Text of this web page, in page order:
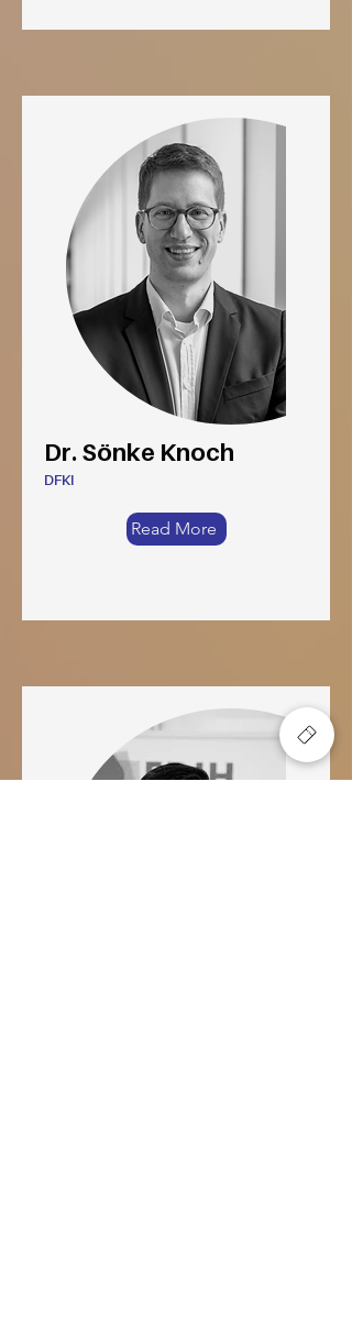
Dr. Sönke Knoch
DFKI
Read More